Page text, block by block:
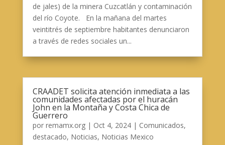
de jales) de la minera Cuzcatlán y contaminación
del río Coyote. En la mañana del martes
veintitrés de septiembre habitantes denunciaron
a través de redes sociales un...
CRAADET solicita atención inmediata a las
comunidades afectadas por el huracán
John en la Montaña y Costa Chica de
Guerrero
por remamx.org| Oct 4, 2024| Comunicados,
destacado, Noticias, Noticias Mexico